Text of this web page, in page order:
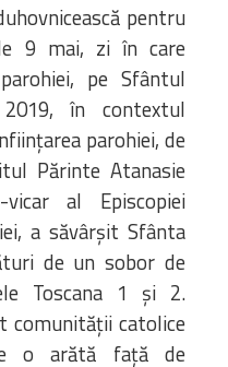
pentru
9 mai, zi în care
pe Sfântul
în contextul
parohiei, de
Părinte Atanasie
vicar al Episcopiei
a săvârșit Sfânta
de un sobor de
Toscana 1 și 2.
comunității catolice
o arătă față de